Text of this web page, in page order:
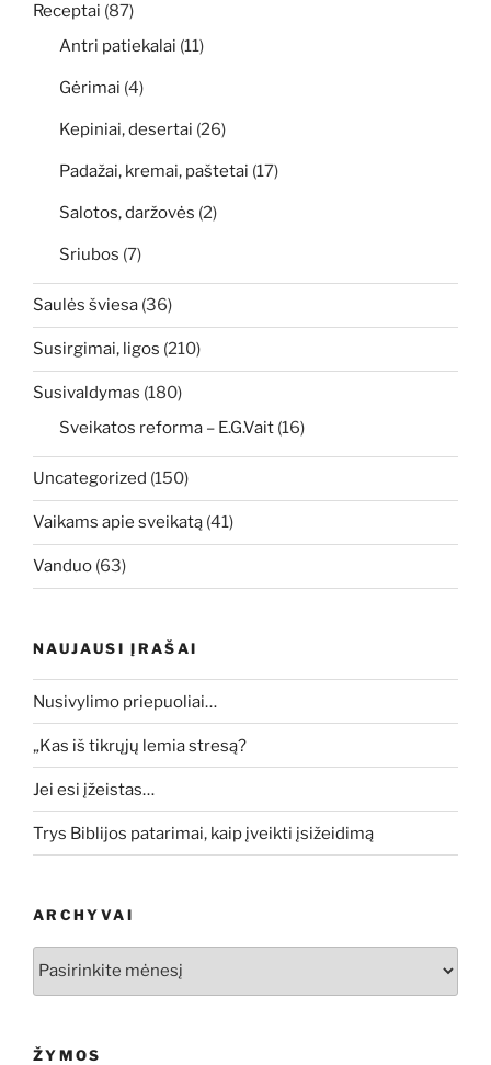
Receptai (87)
Antri patiekalai (11)
Gėrimai (4)
Kepiniai, desertai (26)
Padažai, kremai, paštetai (17)
Salotos, daržovės (2)
Sriubos (7)
Saulės šviesa (36)
Susirgimai, ligos (210)
Susivaldymas (180)
Sveikatos reforma – E.G.Vait (16)
Uncategorized (150)
Vaikams apie sveikatą (41)
Vanduo (63)
NAUJAUSI ĮRAŠAI
Nusivylimo priepuoliai…
„Kas iš tikrųjų lemia stresą?
Jei esi įžeistas…
Trys Biblijos patarimai, kaip įveikti įsižeidimą
ARCHYVAI
ŽYMOS